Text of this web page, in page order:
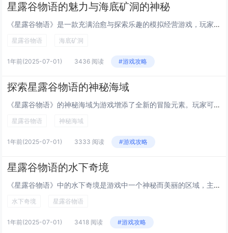
星露谷物语的魅力与海底矿洞的神秘
《星露谷物语》是一款充满治愈与探索乐趣的模拟经营游戏，玩家在游戏中扮演一位继承农场的角色，通过耕种、养殖、交友等方式重建家园。除了温馨的乡村生活，游戏中还隐藏着许多神秘元素，尤其是海底矿洞这一设定，为整个游戏增添了探险色彩。海底矿洞位于地图...
星露谷物语 海底矿洞
1年前(2025-07-01) 3436 阅读 #游戏攻略
探索星露谷物语的神秘海域
《星露谷物语》的神秘海域为游戏增添了全新的冒险元素。玩家可以打造船只，探索未知岛屿，发现隐藏的宝藏和稀有资源。海域中还栖息着各种生物，带来挑战与机遇。通过航海日志和线索，玩家能逐步揭开这片海域的秘密，拓展农场之外的冒险体验。今天小白来给大家...
星露谷物语 神秘海域
1年前(2025-07-01) 3333 阅读 #游戏攻略
星露谷物语的水下奇境
《星露谷物语》中的水下奇境是游戏中一个神秘而美丽的区域，主要位于游戏的海底洞穴中。玩家可以通过钓鱼或完成特定任务进入这一区域，探索隐藏的水下世界。这里不仅有独特的鱼类、宝藏和装饰品，还藏有与游戏剧情相关的秘密。随着深入探索，玩家可以解锁新的...
水下奇境 星露谷物语
1年前(2025-07-01) 3418 阅读 #游戏攻略